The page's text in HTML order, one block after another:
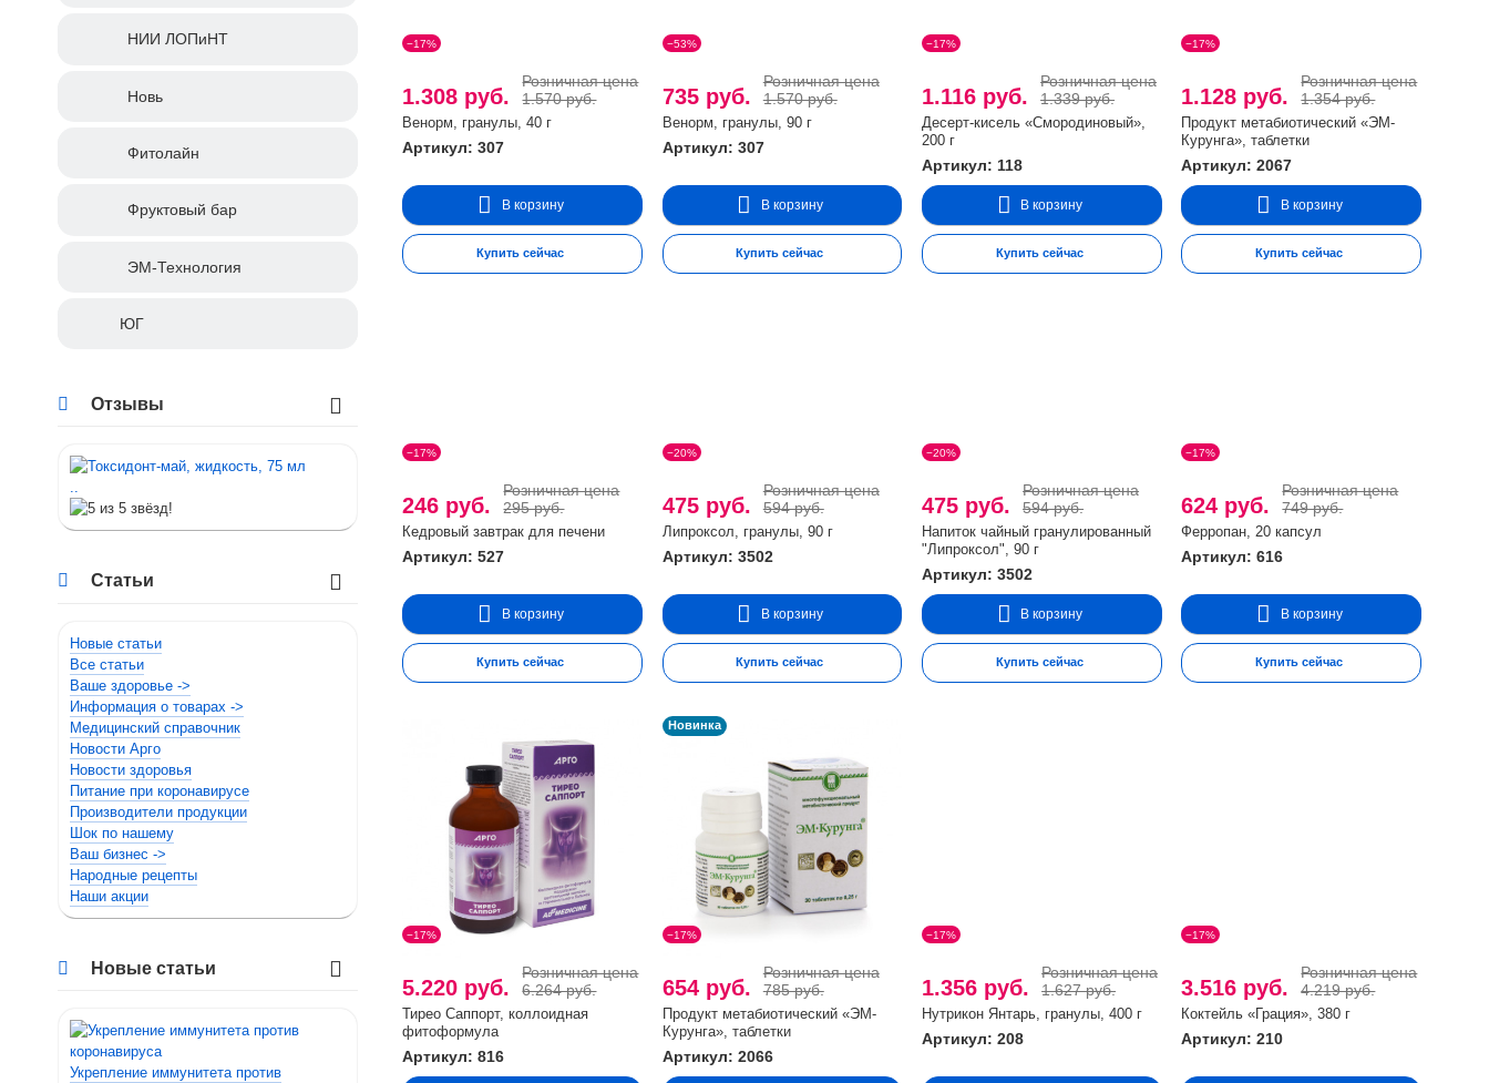
−17%
1.308 руб.
Розничная цена
1.570 руб.
Венорм, гранулы, 40 г
Артикул: 307
В корзину
Купить сейчас
−53%
735 руб.
Розничная цена
1.570 руб.
Венорм, гранулы, 90 г
Артикул: 307
В корзину
Купить сейчас
−17%
1.116 руб.
Розничная цена
1.339 руб.
Десерт-кисель «Смородиновый»,
200 г
Артикул: 118
В корзину
Купить сейчас
−17%
1.128 руб.
Розничная цена
1.354 руб.
Продукт метабиотический «ЭМ-
Курунга», таблетки
Артикул: 2067
В корзину
Купить сейчас
−17%
246 руб.
Розничная цена
295 руб.
Кедровый завтрак для печени
Артикул: 527
В корзину
Купить сейчас
−20%
475 руб.
Розничная цена
594 руб.
Липроксол, гранулы, 90 г
Артикул: 3502
В корзину
Купить сейчас
−20%
475 руб.
Розничная цена
594 руб.
Напиток чайный гранулированный
"Липроксол", 90 г
Артикул: 3502
В корзину
Купить сейчас
−17%
624 руб.
Розничная цена
749 руб.
Ферропан, 20 капсул
Артикул: 616
В корзину
Купить сейчас
−17%
5.220 руб.
Розничная цена
6.264 руб.
Тирео Саппорт, коллоидная
фитоформула
Артикул: 816
Новинка
−17%
654 руб.
Розничная цена
785 руб.
Продукт метабиотический «ЭМ-
Курунга», таблетки
Артикул: 2066
−17%
1.356 руб.
Розничная цена
1.627 руб.
Нутрикон Янтарь, гранулы, 400 г
Артикул: 208
−17%
3.516 руб.
Розничная цена
4.219 руб.
Коктейль «Грация», 380 г
Артикул: 210
НИИ ЛОПиНТ
Новь
Фитолайн
Фруктовый бар
ЭМ-Технология
ЮГ
Отзывы
..
Статьи
Новые статьи
Все статьи
Ваше здоровье ->
Информация о товарах ->
Медицинский справочник
Новости Арго
Новости здоровья
Питание при коронавирусе
Производители продукции
Шок по нашему
Ваш бизнес ->
Народные рецепты
Наши акции
Новые статьи
Укрепление иммунитета против